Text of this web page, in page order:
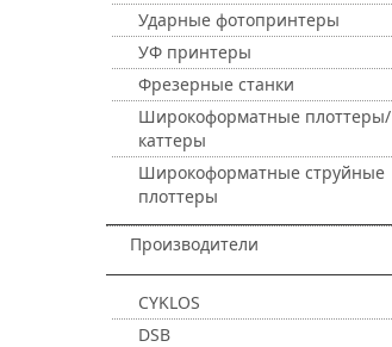
Ударные фотопринтеры
УФ принтеры
Фрезерные станки
Широкоформатные плоттеры/
каттеры
Широкоформатные струйные
плоттеры
Производители
CYKLOS
DSB